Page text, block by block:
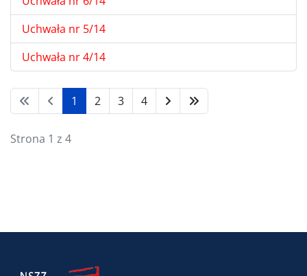
Uchwała nr 5/14
Uchwała nr 4/14
1 2 3 4
Strona 1 z 4